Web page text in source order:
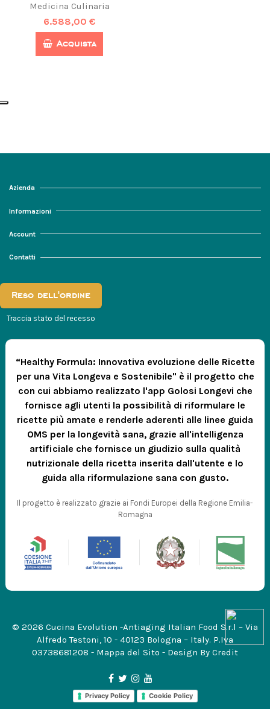
Medicina Culinaria
6.588,00 €
Acquista
Azienda
Informazioni
Account
Contatti
Reso dell'ordine
Traccia stato del recesso
“Healthy Formula: Innovativa evoluzione delle Ricette
per una Vita Longeva e Sostenibile" è il progetto che
con cui abbiamo realizzato l'app Golosi Longevi che
fornisce agli utenti la possibilità di riformulare le
ricette più amate e renderle aderenti alle linee guida
OMS per la longevità sana, grazie all'intelligenza
artificiale che fornisce un giudizio sulla qualità
nutrizionale della ricetta inserita dall'utente e lo
guida alla riformulazione sana con gusto.
Il progetto è realizzato grazie ai Fondi Europei della Regione Emilia-
Romagna
© 2026 Cucina Evolution -Antiaging Italian Food S.r.l – Via
Alfredo Testoni, 10 - 40123 Bologna – Italy. P.Iva
03738681208 - Mappa del Sito - Design By Credit
Privacy Policy Cookie Policy